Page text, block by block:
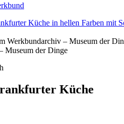
Werkbundarchiv – Museum der
Museum der Dinge
Küche